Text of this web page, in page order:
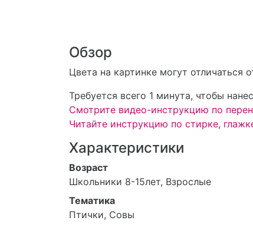
Обзор
Цвета на картинке могут отличаться
Требуется всего 1 минута, чтобы
Смотрите видео-инструкцию по
Читайте инструкцию по стирке,
Характеристики
Возраст
Школьники 8-15лет, Взрослые
Тематика
Птички, Совы